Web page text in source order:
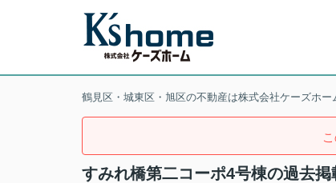
鶴見区・城東区・旭区の不動産は株式会社ケーズホー
すみれ橋第二コーポ4号棟の過去掲